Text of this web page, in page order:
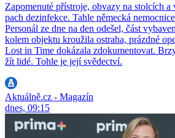
Zapomenuté přístroje, obvazy na stolcích a
pach dezinfekce. Tahle německá
Personál ze dne na den odešel, část
kolem objektu kroužila ostraha, prázdné
Lost in Time dokázala zdokumentovat.
žít lidé. Tohle je její svědectví.
Aktuálně.cz - Magazín
dnes, 09:15